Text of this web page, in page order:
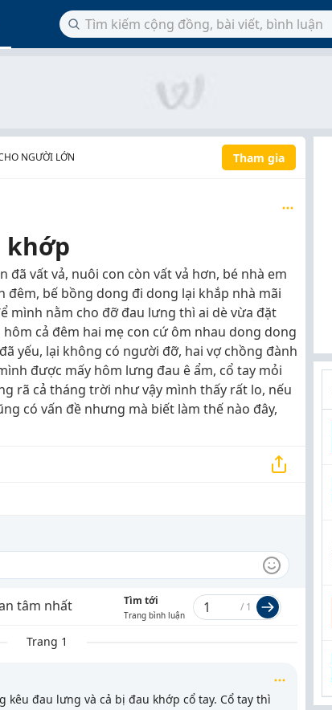
NGƯỜI LỚN Tham gia
khớp
đã vất vả, nuôi con còn vất vả hơn, bé nhà em
đêm, bế bồng dong đi dong lại khắp nhà mãi
mình nằm cho đỡ đau lưng thì ai dè vừa đặt
cả đêm hai mẹ con cứ ôm nhau dong dong
yếu, lại không có người đỡ, hai vợ chồng đành
được mấy hôm lưng đau ê ẩm, cổ tay mỏi
rã cả tháng trời như vậy mình thấy rất lo, nếu
có vấn đề nhưng mà biết làm thế nào đây,
tâm nhất Tìm tới
Trang bình luận
/ 1
Trang 1
kêu đau lưng và cả bị đau khớp cổ tay. Cổ tay thì